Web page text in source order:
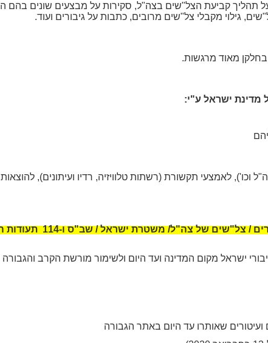
תהליך קביעת הצל"שים בצה"ל, סקירות על מבצעים שונים בהם
גילוי מקבלי צל"שים מרובים, כתבות על גיבורים ועוד.
מאוד מרגשות.
מדינת ישראל ע"י:
לאמצעי תקשורת (רשתות טלוויזיה, רדיו ועיתונים),
/ צל"שים של צה"ל/ משטרת ישראל / שב"ס ו-114
תעודות
ישראל מקום המדינה ועד היום ולשימור מורשת הקרב והגבורה
שאותרו עד היום באתר הגבורה